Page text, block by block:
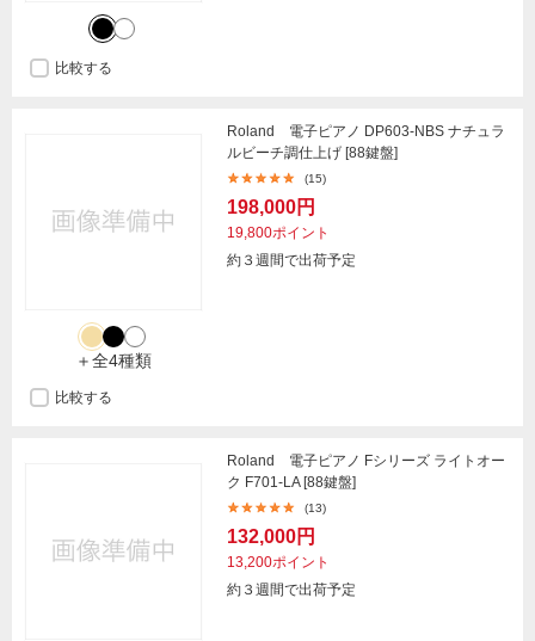
比較する
＋全4種類
Roland 電子ピアノ DP603-NBS ナチュラ
ルビーチ調仕上げ [88鍵盤]
(15)
198,000円
19,800ポイント
約３週間で出荷予定
比較する
Roland 電子ピアノ Fシリーズ ライトオー
ク F701-LA [88鍵盤]
(13)
132,000円
13,200ポイント
約３週間で出荷予定